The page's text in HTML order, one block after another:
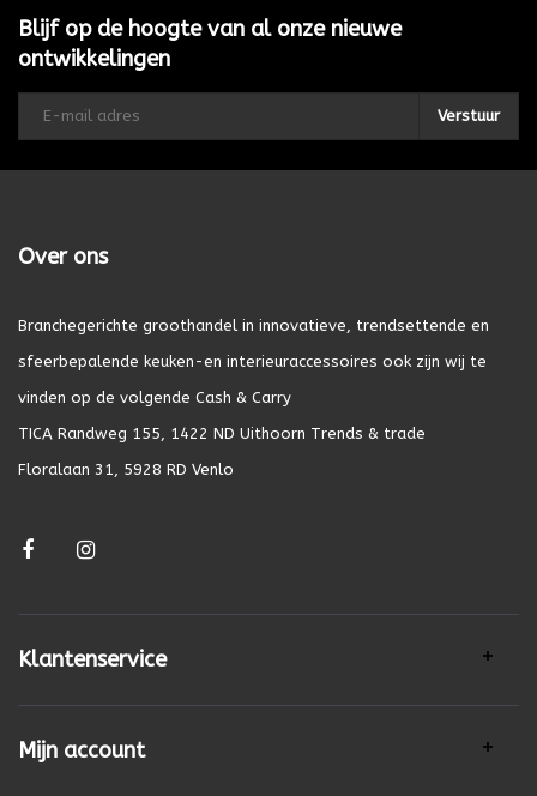
Blijf op de hoogte van al onze nieuwe
ontwikkelingen
Verstuur
Over ons
Branchegerichte groothandel in innovatieve, trendsettende en
sfeerbepalende keuken-en interieuraccessoires ook zijn wij te
vinden op de volgende Cash & Carry
TICA Randweg 155, 1422 ND Uithoorn Trends & trade
Floralaan 31, 5928 RD Venlo
Klantenservice
Mijn account